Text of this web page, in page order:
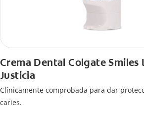
Crema Dental Colgate Smiles
Justicia
Clínicamente comprobada para dar
caries.